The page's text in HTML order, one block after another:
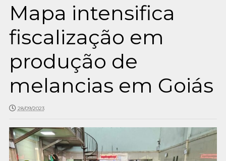
Mapa intensifica
fiscalização em
produção de
melancias em Goiás
28/09/2023